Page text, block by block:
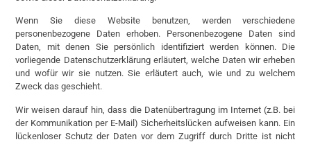
Wenn Sie diese Website benutzen, werden verschiedene
personenbezogene Daten erhoben. Personenbezogene Daten sind
Daten, mit denen Sie persönlich identifiziert werden können. Die
vorliegende Datenschutzerklärung erläutert, welche Daten wir erheben
und wofür wir sie nutzen. Sie erläutert auch, wie und zu welchem
Zweck das geschieht.
Wir weisen darauf hin, dass die Datenübertragung im Internet (z.B. bei
der Kommunikation per E-Mail) Sicherheitslücken aufweisen kann. Ein
lückenloser Schutz der Daten vor dem Zugriff durch Dritte ist nicht